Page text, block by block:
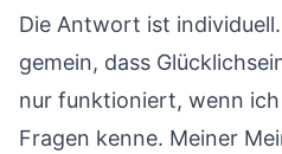
Die Antwort ist
gemein, dass
nur funktioniert, wenn
Fragen kenne. Meiner